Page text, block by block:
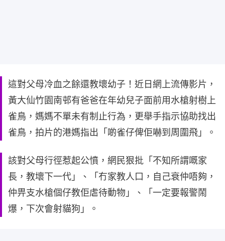
這對父母冷血之餘還教壞幼子！近日網上流傳影片，
黃大仙竹園南邨有爸爸在年幼兒子面前用水槍射樹上
雀鳥，媽媽不單未有制止行為，更舉手指示協助找出
雀鳥，拍片的港媽指出「啲雀仔俾佢嚇到周圍飛」。
該對父母行徑惹起公憤，網民狠批「不知所謂嘅家
長，教壞下一代」、「冇家教人口，自己衰仲唔夠，
仲畀支水槍個仔教佢虐待動物」、「一定要報警鬧
爆，下次會射貓狗」。